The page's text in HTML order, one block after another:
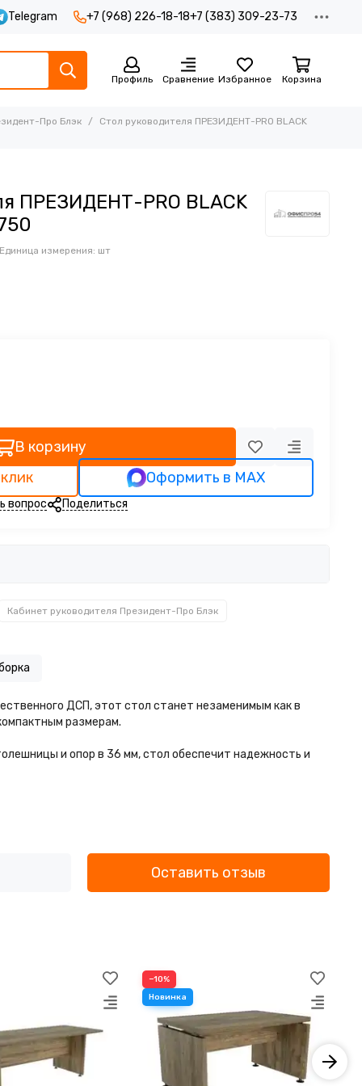
Telegram +7 (968) 226-18-18+7 (383) 309-23-73
Профиль Сравнение Избранное Корзина
Про Блэк
Стол руководителя ПРЕЗИДЕНТ-PRO BLACK
ПРЕЗИДЕНТ-PRO BLACK
Единица измерения: шт
В корзину
Оформить в MAX
вопрос Поделиться
Кабинет руководителя Президент-Про Блэк
ДСП, этот стол станет незаменимым как в
размерам.
и опор в 36 мм, стол обеспечит надежность и
Оставить отзыв
−10%